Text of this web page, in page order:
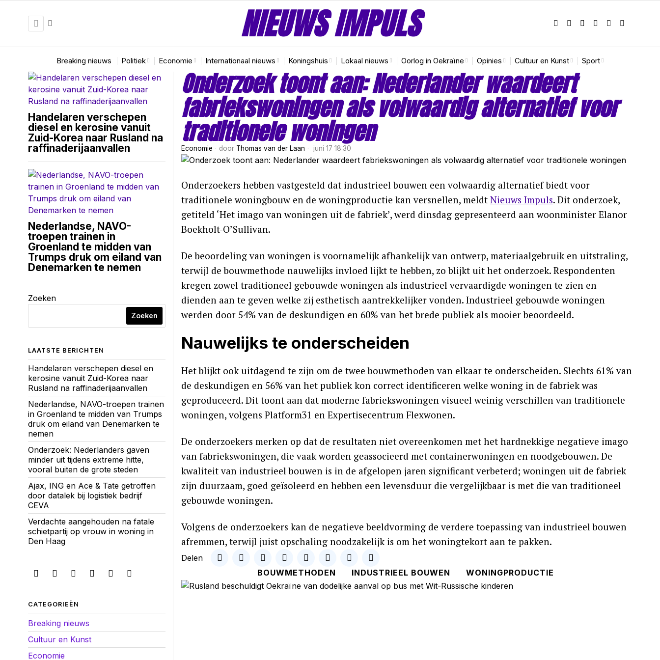
NIEUWS IMPULS
Breaking nieuws Politiek Economie Internationaal nieuws Koningshuis Lokaal nieuws Oorlog in Oekraïne Opinies Cultuur en Kunst Sport
Onderzoek toont aan: Nederlander waardeert
fabriekswoningen als volwaardig alternatief voor
traditionele woningen
Economie door Thomas van der Laan juni 17 18:30
Onderzoekers hebben vastgesteld dat industrieel bouwen een volwaardig alternatief biedt voor
traditionele woningbouw en de woningproductie kan versnellen, meldt Nieuws Impuls. Dit onderzoek,
getiteld ‘Het imago van woningen uit de fabriek’, werd dinsdag gepresenteerd aan woonminister Elanor
Boekholt-O’Sullivan.
De beoordeling van woningen is voornamelijk afhankelijk van ontwerp, materiaalgebruik en uitstraling,
terwijl de bouwmethode nauwelijks invloed lijkt te hebben, zo blijkt uit het onderzoek. Respondenten
kregen zowel traditioneel gebouwde woningen als industrieel vervaardigde woningen te zien en
dienden aan te geven welke zij esthetisch aantrekkelijker vonden. Industrieel gebouwde woningen
werden door 54% van de deskundigen en 60% van het brede publiek als mooier beoordeeld.
Nauwelijks te onderscheiden
Het blijkt ook uitdagend te zijn om de twee bouwmethoden van elkaar te onderscheiden. Slechts 61% van
de deskundigen en 56% van het publiek kon correct identificeren welke woning in de fabriek was
geproduceerd. Dit toont aan dat moderne fabriekswoningen visueel weinig verschillen van traditionele
woningen, volgens Platform31 en Expertisecentrum Flexwonen.
De onderzoekers merken op dat de resultaten niet overeenkomen met het hardnekkige negatieve imago
van fabriekswoningen, die vaak worden geassocieerd met containerwoningen en noodgebouwen. De
kwaliteit van industrieel bouwen is in de afgelopen jaren significant verbeterd; woningen uit de fabriek
zijn duurzaam, goed geïsoleerd en hebben een levensduur die vergelijkbaar is met die van traditioneel
gebouwde woningen.
Volgens de onderzoekers kan de negatieve beeldvorming de verdere toepassing van industrieel bouwen
afremmen, terwijl juist opschaling noodzakelijk is om het woningtekort aan te pakken.
Delen
BOUWMETHODEN
INDUSTRIEEL BOUWEN WONINGPRODUCTIE
Handelaren verschepen
diesel en kerosine vanuit
Zuid-Korea naar Rusland na
raffinaderijaanvallen
Nederlandse, NAVO-
troepen trainen in
Groenland te midden van
Trumps druk om eiland van
Denemarken te nemen
Zoeken
Zoeken
LAATSTE BERICHTEN
Handelaren verschepen diesel en
kerosine vanuit Zuid-Korea naar
Rusland na raffinaderijaanvallen
Nederlandse, NAVO-troepen trainen
in Groenland te midden van Trumps
druk om eiland van Denemarken te
nemen
Onderzoek: Nederlanders gaven
minder uit tijdens extreme hitte,
vooral buiten de grote steden
Ajax, ING en Ace & Tate getroffen
door datalek bij logistiek bedrijf
CEVA
Verdachte aangehouden na fatale
schietpartij op vrouw in woning in
Den Haag
CATEGORIEËN
Breaking nieuws
Cultuur en Kunst
Economie